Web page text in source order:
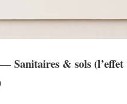
Sanitaires & sols (l’effet